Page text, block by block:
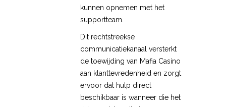
kunnen opnemen met het
supportteam.
Dit rechtstreekse
communicatiekanaal versterkt
de toewijding van Mafia Casino
aan klanttevredenheid en zorgt
ervoor dat hulp direct
beschikbaar is wanneer die het